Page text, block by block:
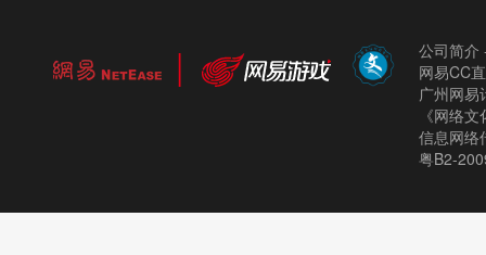
公司简介
网易CC
广州网
《网络
信息网络
粤B2-